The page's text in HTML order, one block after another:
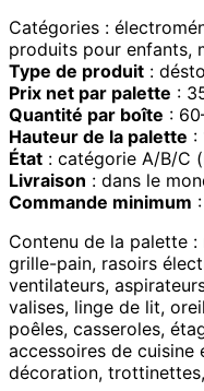
Catégories :
produits pour enfants,
Type de produit :
Prix net par palette :
Quantité par boîte :
Hauteur de la palette :
État : catégorie A/B/C
Livraison : dans le
Commande minimum
Contenu de la palette
grille-pain, rasoirs
ventilateurs,
valises, linge de lit,
poêles, casseroles,
accessoires de cuisine
décoration,